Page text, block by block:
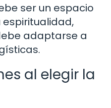
ser un espacio
espiritualidad,
adaptarse a
al elegir la